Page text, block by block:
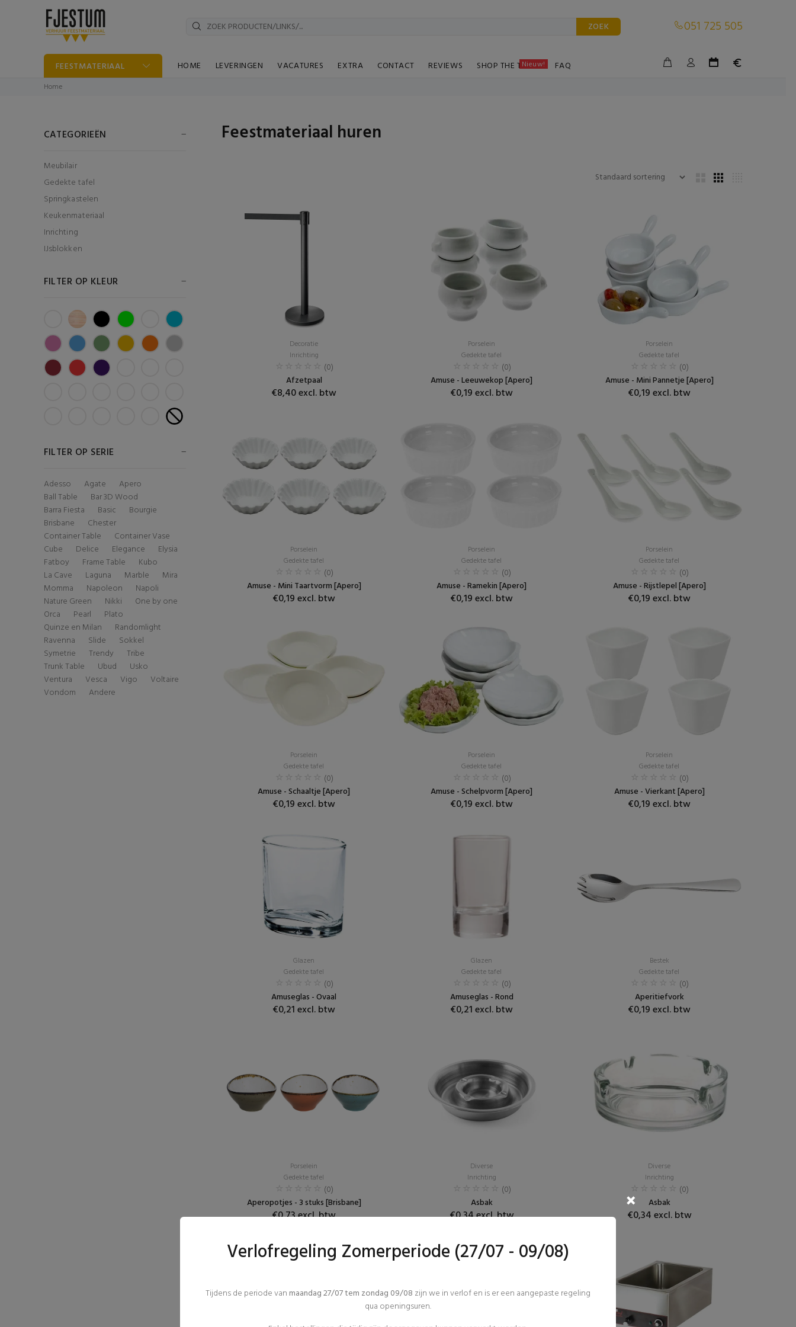
ZOEK 051 725 505
FEESTMATERIAAL HOME LEVERINGEN VACATURES EXTRA CONTACT REVIEWS SHOP THE TABLE
Nieuw! FAQ
Home
CATEGORIEËN
Meubilair
Gedekte tafel
Springkastelen
Keukenmateriaal
Inrichting
IJsblokken
FILTER OP KLEUR
FILTER OP SERIE
Adesso Agate
Apero
Ball Table
Bar 3D Wood
Barra Fiesta
Basic
Bourgie
Brisbane
Chester
Container Table
Container Vase
Cube
Delice Elegance
Elysia
Fatboy
Frame Table
Kubo
La Cave
Laguna Marble
Mira
Momma
Napoleon
Napoli
Nature Green
Nikki
One by one
Orca
Pearl
Plato
Quinze en Milan
Randomlight
Ravenna
Slide
Sokkel
Symetrie
Trendy
Tribe
Trunk Table
Ubud
Usko
Ventura
Vesca Vigo
Voltaire
Vondom
Andere
Feestmateriaal huren
Decoratie
Inrichting
(0)
Afzetpaal
€8,40 excl. btw
Porselein
Gedekte tafel
(0)
Amuse - Leeuwekop [Apero]
€0,19 excl. btw
Porselein
Gedekte tafel
(0)
Amuse - Mini Pannetje [Apero]
€0,19 excl. btw
Porselein
Gedekte tafel
(0)
Amuse - Mini Taartvorm [Apero]
€0,19 excl. btw
Porselein
Gedekte tafel
(0)
Amuse - Ramekin [Apero]
€0,19 excl. btw
Porselein
Gedekte tafel
(0)
Amuse - Rijstlepel [Apero]
€0,19 excl. btw
Porselein
Gedekte tafel
(0)
Amuse - Schaaltje [Apero]
€0,19 excl. btw
Porselein
Gedekte tafel
(0)
Amuse - Schelpvorm [Apero]
€0,19 excl. btw
Porselein
Gedekte tafel
(0)
Amuse - Vierkant [Apero]
€0,19 excl. btw
Glazen
Gedekte tafel
(0)
Amuseglas - Ovaal
€0,21 excl. btw
Glazen
Gedekte tafel
(0)
Amuseglas - Rond
€0,21 excl. btw
Bestek
Gedekte tafel
(0)
Aperitiefvork
€0,19 excl. btw
Porselein
Gedekte tafel
(0)
Aperopotjes - 3 stuks [Brisbane]
€0,73 excl. btw
Diverse
Inrichting
(0)
Asbak
€0,34 excl. btw
Diverse
Inrichting
(0)
Asbak
€0,34 excl. btw
Verlofregeling Zomerperiode (27/07 - 09/08)
Tijdens de periode van maandag 27/07 tem zondag 09/08 zijn we in verlof en is er een aangepaste regeling
qua openingsuren.